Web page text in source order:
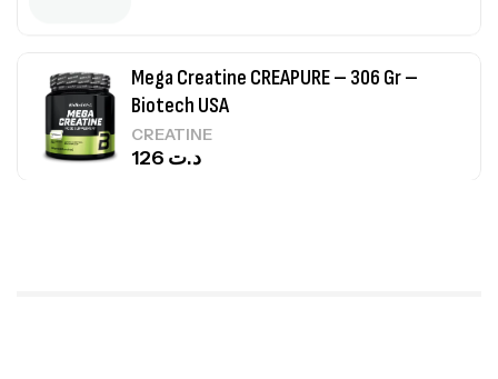
Mega Creatine CREAPURE – 306 Gr –
Biotech USA
CREATINE
د.ت